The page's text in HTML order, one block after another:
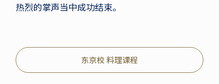
热烈的掌声当中成功结束。
东京校 料理课程